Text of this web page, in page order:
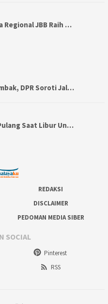
Regional JBB Raih …
DPR Soroti Jal…
Saat Libur Un…
REDAKSI
DISCLAIMER
PEDOMAN MEDIA SIBER
SOCIAL
Pinterest
RSS